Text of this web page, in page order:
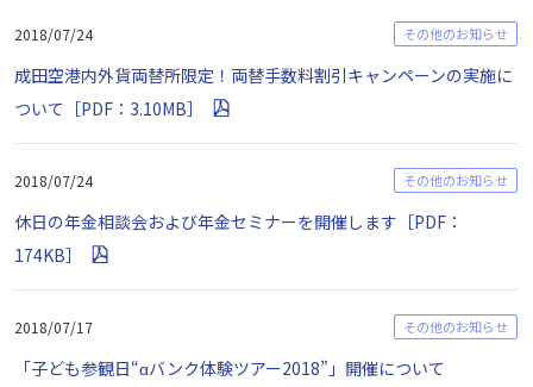
2018/07/24 その他のお知らせ
成田空港内外貨両替所限定！両替手数料割引キャンペーンの実施に
ついて［PDF：3.10MB］
2018/07/24 その他のお知らせ
休日の年金相談会および年金セミナーを開催します［PDF：
174KB］
2018/07/17 その他のお知らせ
「子ども参観日“αバンク体験ツアー2018”」開催について